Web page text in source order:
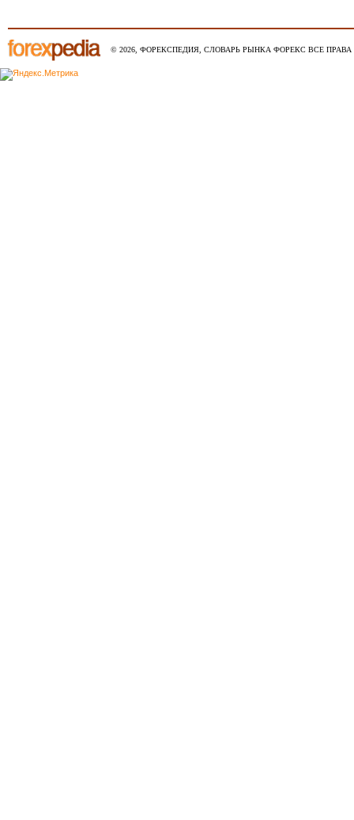
© 2026, ФОРЕКСПЕДИЯ, СЛОВАРЬ РЫНКА ФОРЕКС ВСЕ